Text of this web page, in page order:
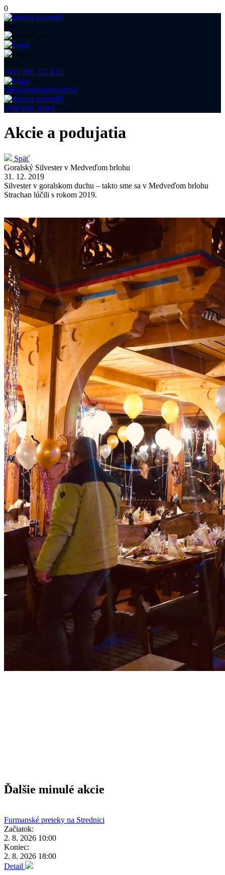
0
Menu
Menu
+421 905 151 815
info@strachanresort.sk
Vyhľadať pobyt
Akcie a podujatia
Späť
Goralský Silvester v Medveďom brlohu
31. 12. 2019
Silvester v goralskom duchu – takto sme sa v Medveďom brlohu
Strachan lúčili s rokom 2019.
Ďalšie minulé akcie
Furmanské preteky na Strednici
Začiatok:
2. 8. 2026 10:00
Koniec:
2. 8. 2026 18:00
Detail